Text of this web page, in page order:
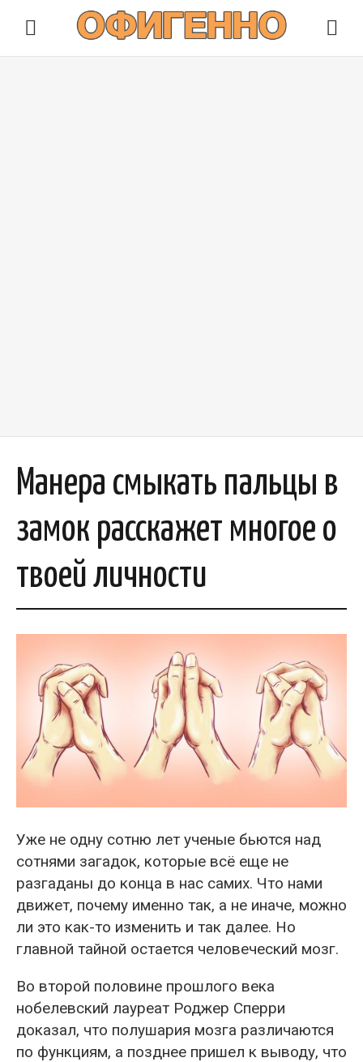
Манера смыкать пальцы в
замок расскажет многое о
твоей личности
Уже не одну сотню лет ученые бьются над
сотнями загадок, которые всё еще не
разгаданы до конца в нас самих. Что нами
движет, почему именно так, а не иначе, можно
ли это как-то изменить и так далее. Но
главной тайной остается человеческий мозг.
Во второй половине прошлого века
нобелевский лауреат Роджер Сперри
доказал, что полушария мозга различаются
по функциям, а позднее пришел к выводу, что